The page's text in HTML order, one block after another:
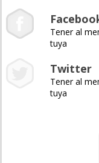
Tener al
tuya
Twitter
Tener al
tuya